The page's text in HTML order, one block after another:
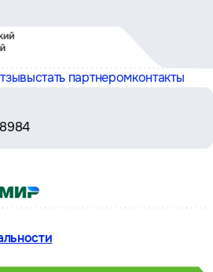
стать партнеромконтакты